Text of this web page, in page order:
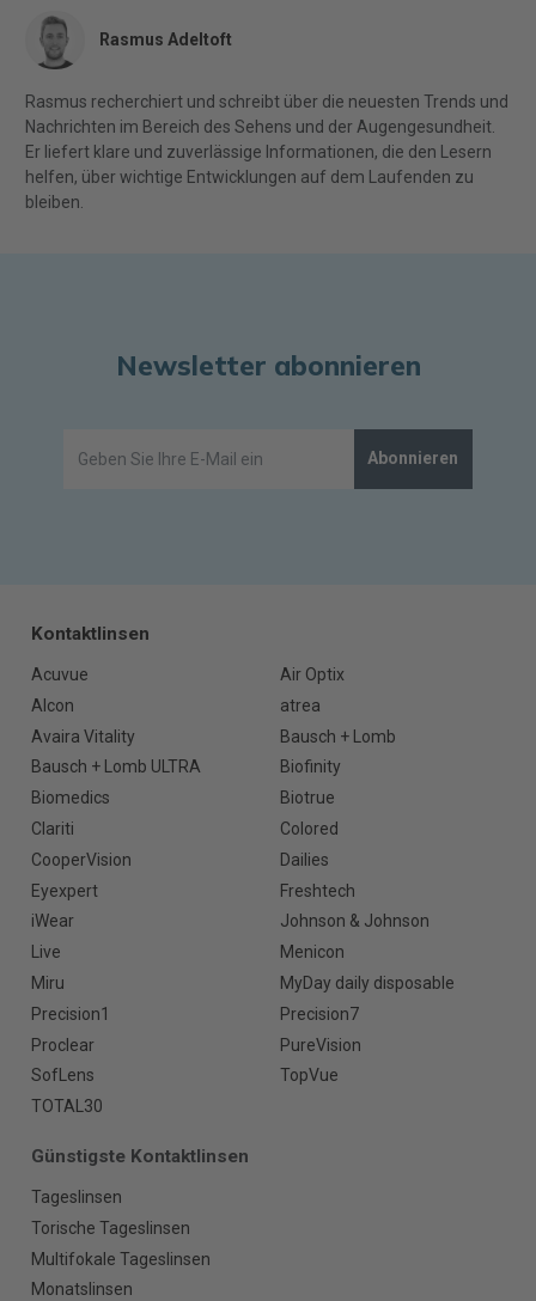
Rasmus Adeltoft
Rasmus recherchiert und schreibt über die neuesten Trends und
Nachrichten im Bereich des Sehens und der Augengesundheit.
Er liefert klare und zuverlässige Informationen, die den Lesern
helfen, über wichtige Entwicklungen auf dem Laufenden zu
bleiben.
Newsletter abonnieren
Abonnieren
Kontaktlinsen
Acuvue
Air Optix
Alcon
atrea
Avaira Vitality
Bausch + Lomb
Bausch + Lomb ULTRA
Biofinity
Biomedics
Biotrue
Clariti
Colored
CooperVision
Dailies
Eyexpert
Freshtech
iWear
Johnson & Johnson
Live
Menicon
Miru
MyDay daily disposable
Precision1
Precision7
Proclear
PureVision
SofLens
TopVue
TOTAL30
Günstigste Kontaktlinsen
Tageslinsen
Torische Tageslinsen
Multifokale Tageslinsen
Monatslinsen